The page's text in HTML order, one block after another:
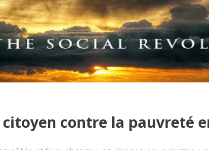
Qui sommes-nous?
Projets réalisés en Afrique
Devenir partenaire ?
Devenir adhérent ?
Guides pratiques
Formations
AFRICA
contre la pauvreté